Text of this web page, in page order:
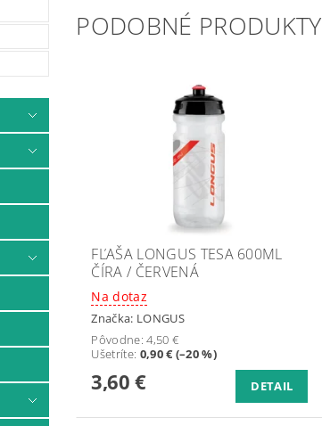
PODOBNÉ PRODUKTY
FĽAŠA LONGUS TESA 600ML
ČÍRA / ČERVENÁ
Na dotaz
Značka: LONGUS
Pôvodne:4,50 €
Ušetríte: 0,90 € (–20 %)
3,60 € DETAIL